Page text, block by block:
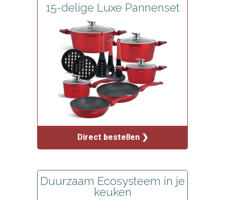
15-delige Luxe Pannenset
Direct bestellen ❯
Duurzaam Ecosysteem in je
keuken